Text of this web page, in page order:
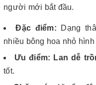
người mới bắt đầu.
Đặc điểm: Dạng
nhiều bông hoa nhỏ
Ưu điểm: Lan dễ
tốt.